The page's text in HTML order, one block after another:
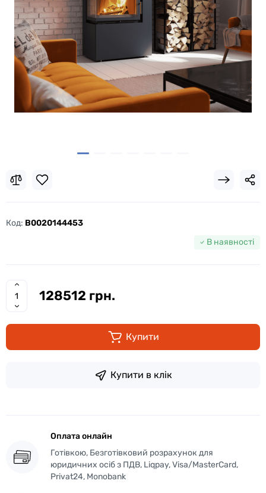
Код: B0020144453
В наявності
128512 грн.
Купити
Купити в клік
Оплата онлайн
Готівкою, Безготівковий розрахунок для
юридичних осіб з ПДВ, Liqpay, Visa/MasterCard,
Privat24, Monobank